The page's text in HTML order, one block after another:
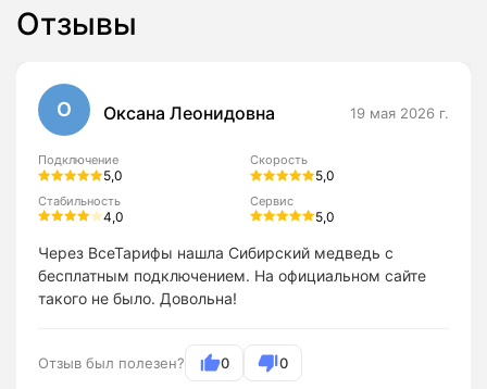
Отзывы
О Оксана Леонидовна 19 мая 2026 г.
Подключение
5,0
Скорость
5,0
Стабильность
4,0
Сервис
5,0
Через ВсеТарифы нашла Сибирский медведь с
бесплатным подключением. На официальном сайте
такого не было. Довольна!
Отзыв был полезен? 0 0